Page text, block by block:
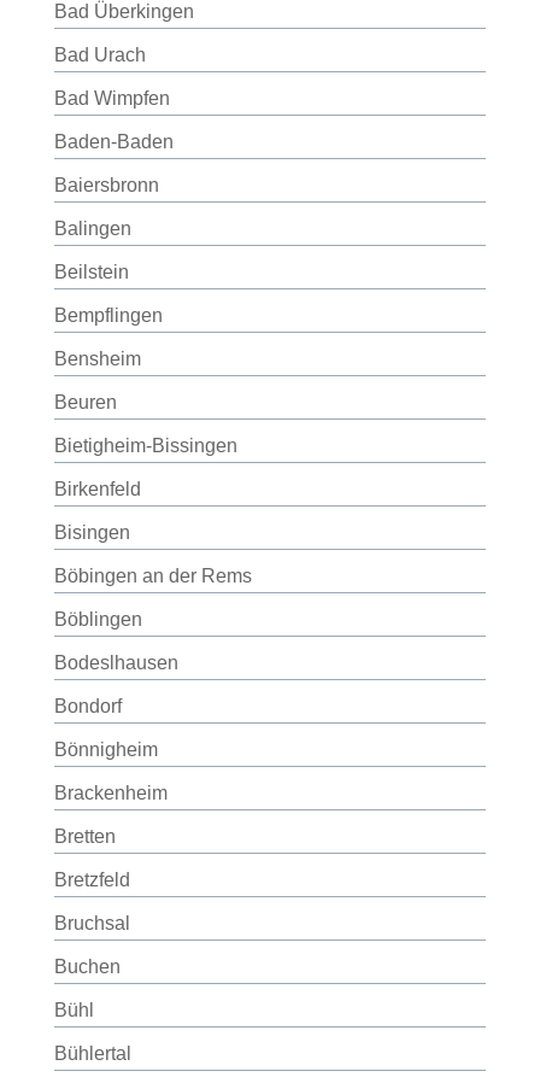
Bad Überkingen
Bad Urach
Bad Wimpfen
Baden-Baden
Baiersbronn
Balingen
Beilstein
Bempflingen
Bensheim
Beuren
Bietigheim-Bissingen
Birkenfeld
Bisingen
Böbingen an der Rems
Böblingen
Bodeslhausen
Bondorf
Bönnigheim
Brackenheim
Bretten
Bretzfeld
Bruchsal
Buchen
Bühl
Bühlertal